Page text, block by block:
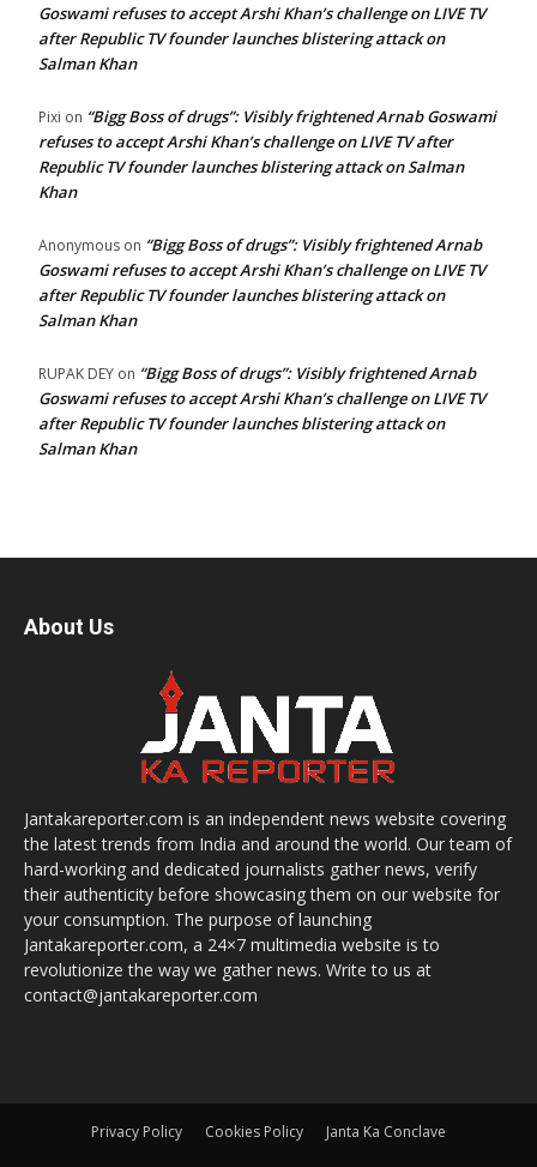
Goswami refuses to accept Arshi Khan’s challenge on LIVE TV
after Republic TV founder launches blistering attack on
Salman Khan
Pixi on “Bigg Boss of drugs”: Visibly frightened Arnab Goswami
refuses to accept Arshi Khan’s challenge on LIVE TV after
Republic TV founder launches blistering attack on Salman
Khan
Anonymous on “Bigg Boss of drugs”: Visibly frightened Arnab
Goswami refuses to accept Arshi Khan’s challenge on LIVE TV
after Republic TV founder launches blistering attack on
Salman Khan
RUPAK DEY on “Bigg Boss of drugs”: Visibly frightened Arnab
Goswami refuses to accept Arshi Khan’s challenge on LIVE TV
after Republic TV founder launches blistering attack on
Salman Khan
About Us
Jantakareporter.com is an independent news website covering
the latest trends from India and around the world. Our team of
hard-working and dedicated journalists gather news, verify
their authenticity before showcasing them on our website for
your consumption. The purpose of launching
Jantakareporter.com, a 24×7 multimedia website is to
revolutionize the way we gather news. Write to us at
contact@jantakareporter.com
Privacy Policy Cookies Policy Janta Ka Conclave